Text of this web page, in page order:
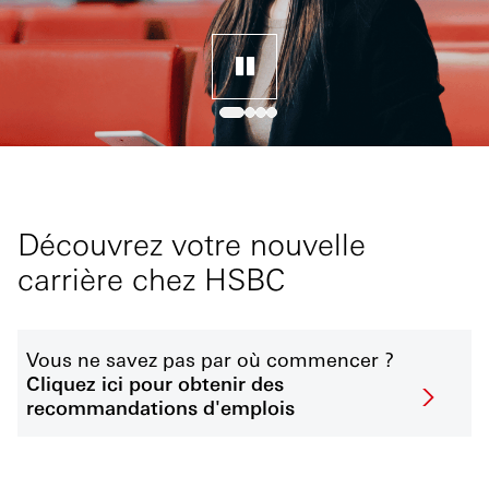
Découvrez votre nouvelle
carrière chez HSBC
Vous ne savez pas par où commencer ?
Cliquez ici pour obtenir des
recommandations d'emplois